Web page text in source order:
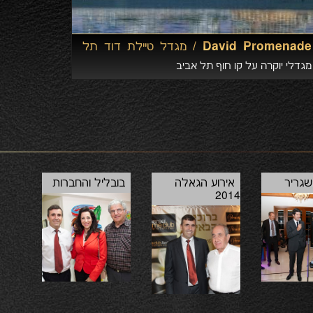
David Promenade /
מגדל טיילת דוד תל
אביב
מגדלי יוקרה על קו חוף תל אביב
בובליל והחברות
אירוע הגאלה
2014